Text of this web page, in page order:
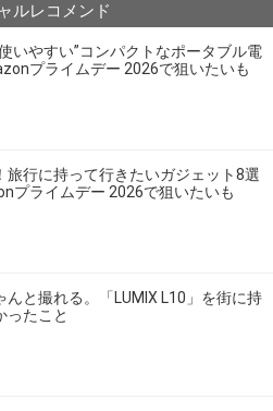
ルレコメンド
いやすい”コンパクトなポータブル電
プライムデー 2026で狙いたいも
旅行に持って行きたいガジェット8選
プライムデー 2026で狙いたいも
んと撮れる。「LUMIX L10」を街に持
ったこと